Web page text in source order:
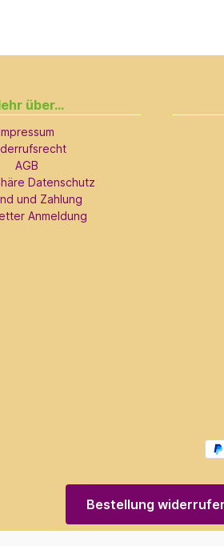
über...
AGB
Datenschutz
und Zahlung
Anmeldung
Bestellung